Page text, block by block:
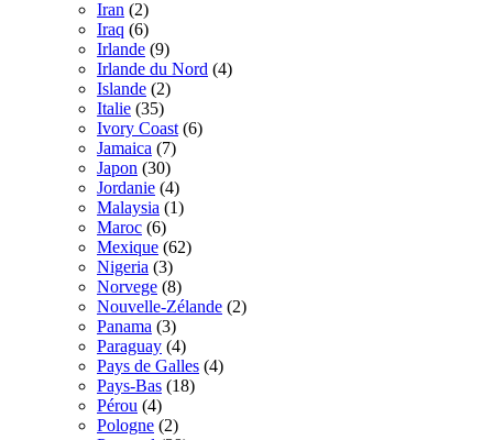
Iran (2)
Iraq (6)
Irlande (9)
Irlande du Nord (4)
Islande (2)
Italie (35)
Ivory Coast (6)
Jamaica (7)
Japon (30)
Jordanie (4)
Malaysia (1)
Maroc (6)
Mexique (62)
Nigeria (3)
Norvege (8)
Nouvelle-Zélande (2)
Panama (3)
Paraguay (4)
Pays de Galles (4)
Pays-Bas (18)
Pérou (4)
Pologne (2)